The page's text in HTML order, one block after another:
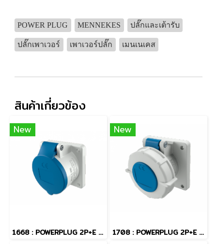
POWER PLUG MENNEKES ปลั๊กและเต้ารับ
ปลั๊กเพาเวอร์ เพาเวอร์ปลั๊ก เมนเนเคส
สินค้าเกี่ยวข้อง
New
1668 : POWERPLUG 2P+E 16A230Vเมียฝัง(IP44)
New
1708 : POWERPLUG 2P+E 16A230Vเมียฝัง(IP67)